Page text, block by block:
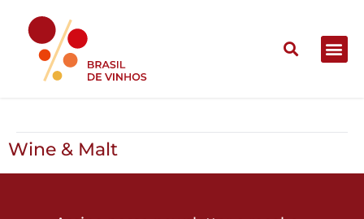
Wine & Malt
Wine & Malt